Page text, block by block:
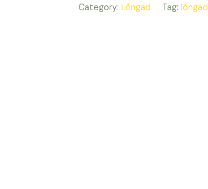
Category: Lõngad Tag: lõngad